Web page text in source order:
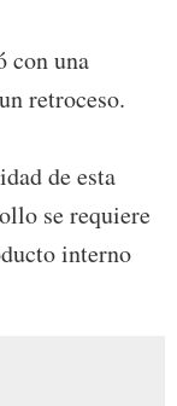
con una
retroceso.
de esta
se requiere
interno